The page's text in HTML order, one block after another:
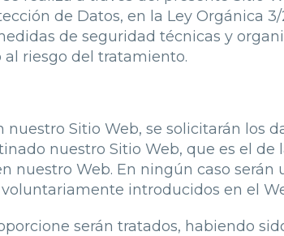
de Datos, en la Ley Orgánica
de seguridad técnicas y
riesgo del tratamiento.
Sitio Web, se solicitarán los
nuestro Sitio Web, que es el
nuestro Web. En ningún caso
introducidos en el
serán tratados, habiendo